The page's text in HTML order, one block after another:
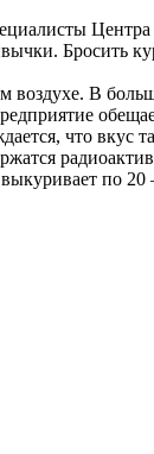
Бросить
В
что вкус
по 20